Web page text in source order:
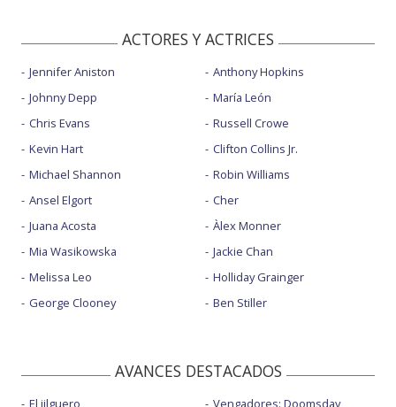
ACTORES Y ACTRICES
Jennifer Aniston
Johnny Depp
Chris Evans
Kevin Hart
Michael Shannon
Ansel Elgort
Juana Acosta
Mia Wasikowska
Melissa Leo
George Clooney
Anthony Hopkins
María León
Russell Crowe
Clifton Collins Jr.
Robin Williams
Cher
Àlex Monner
Jackie Chan
Holliday Grainger
Ben Stiller
AVANCES DESTACADOS
El jilguero
Vengadores: Doomsday